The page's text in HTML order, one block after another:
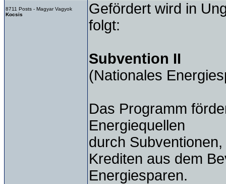
8711 Posts - Magyar Vagyok
Kocsis
Gefördert wird in
folgt:
Subvention II
(Nationales
Das Programm
Energiequellen
durch
Krediten aus dem
Energiesparen.